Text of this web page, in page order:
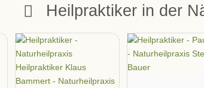
Heilpraktiker in der